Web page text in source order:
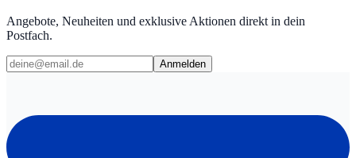
Angebote, Neuheiten und exklusive Aktionen direkt in dein
Postfach.
Anmelden